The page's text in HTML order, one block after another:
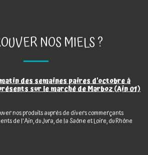
NOS MIELS ?
des semaines paires d'octobre à
sur le marché de Marboz (Ain 01)
nos produits auprès de divers commerçants
de l'Ain, du Jura, de la Saône et Loire, du Rhône